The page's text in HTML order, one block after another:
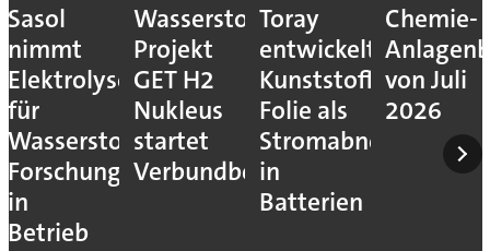
Sasol
nimmt
Elektrolyseur
für
Wasserstoff-
Forschung
in
Betrieb
Wasserstoff-
Projekt
GET H2
Nukleus
startet
Verbundbetrieb
Toray
entwickelt
Kunststoff-
Folie als
Stromabnehmer
in
Batterien
Chemie-
von Juli
2026